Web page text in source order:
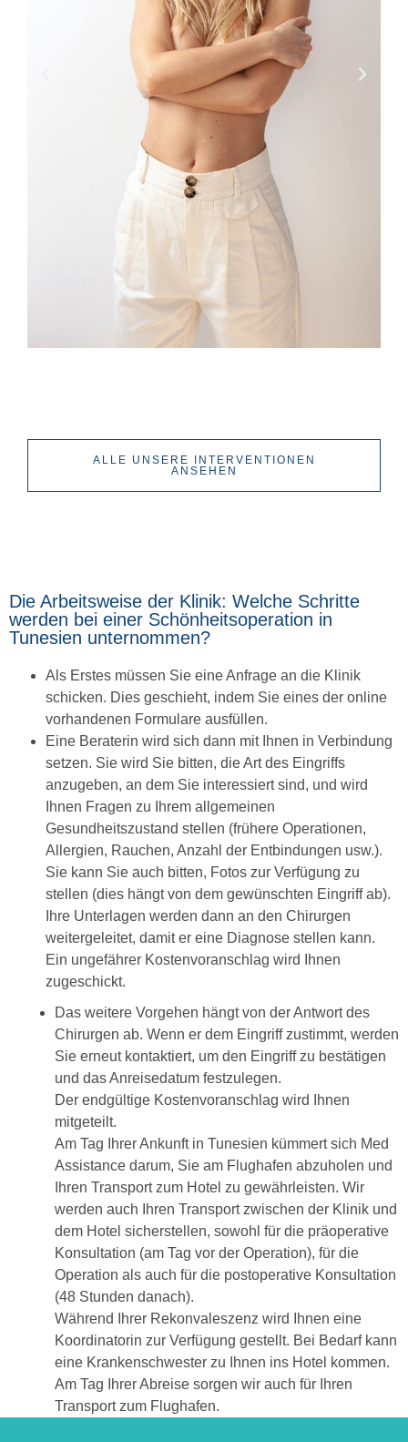
ALLE UNSERE INTERVENTIONEN
ANSEHEN
Die Arbeitsweise der Klinik: Welche Schritte
werden bei einer Schönheitsoperation in
Tunesien unternommen?
Als Erstes müssen Sie eine Anfrage an die Klinik
schicken. Dies geschieht, indem Sie eines der online
vorhandenen Formulare ausfüllen.
Eine Beraterin wird sich dann mit Ihnen in Verbindung
setzen. Sie wird Sie bitten, die Art des Eingriffs
anzugeben, an dem Sie interessiert sind, und wird
Ihnen Fragen zu Ihrem allgemeinen
Gesundheitszustand stellen (frühere Operationen,
Allergien, Rauchen, Anzahl der Entbindungen usw.).
Sie kann Sie auch bitten, Fotos zur Verfügung zu
stellen (dies hängt von dem gewünschten Eingriff ab).
Ihre Unterlagen werden dann an den Chirurgen
weitergeleitet, damit er eine Diagnose stellen kann.
Ein ungefährer Kostenvoranschlag wird Ihnen
zugeschickt.
Das weitere Vorgehen hängt von der Antwort des
Chirurgen ab. Wenn er dem Eingriff zustimmt, werden
Sie erneut kontaktiert, um den Eingriff zu bestätigen
und das Anreisedatum festzulegen.
Der endgültige Kostenvoranschlag wird Ihnen
mitgeteilt.
Am Tag Ihrer Ankunft in Tunesien kümmert sich Med
Assistance darum, Sie am Flughafen abzuholen und
Ihren Transport zum Hotel zu gewährleisten. Wir
werden auch Ihren Transport zwischen der Klinik und
dem Hotel sicherstellen, sowohl für die präoperative
Konsultation (am Tag vor der Operation), für die
Operation als auch für die postoperative Konsultation
(48 Stunden danach).
Während Ihrer Rekonvaleszenz wird Ihnen eine
Koordinatorin zur Verfügung gestellt. Bei Bedarf kann
eine Krankenschwester zu Ihnen ins Hotel kommen.
Am Tag Ihrer Abreise sorgen wir auch für Ihren
Transport zum Flughafen.